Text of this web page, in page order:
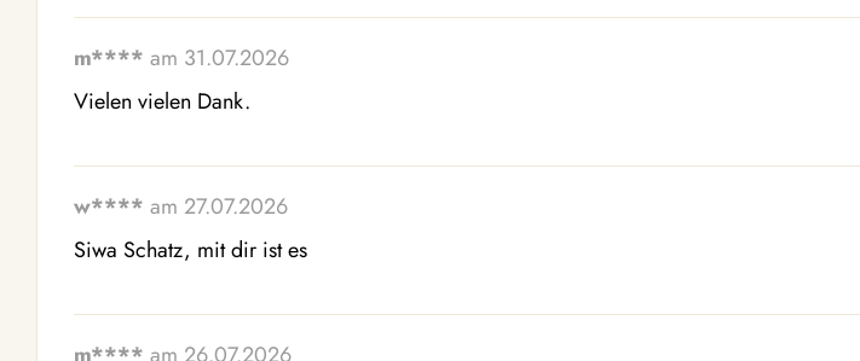
m**** am 31.07.2026
Vielen vielen Dank.
w**** am 27.07.2026
Siwa Schatz, mit dir ist es